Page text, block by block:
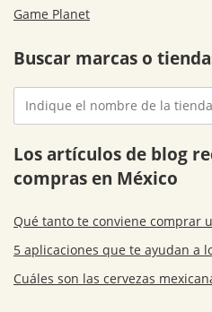
Game Planet
Buscar marcas o
Los artículos de blog
compras en México
Qué tanto te conviene comprar
5 aplicaciones que te ayudan a
Cuáles son las cervezas